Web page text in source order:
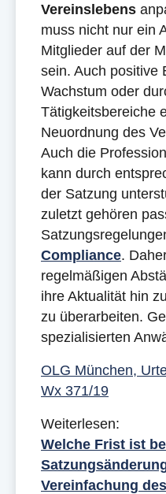
Vereinslebens
muss nicht nur ein
Mitglieder auf der
sein. Auch positive
Wachstum oder
Tätigkeitsbereiche
Neuordnung des
Auch die
kann durch
der Satzung
zuletzt gehören
Compliance.
regelmäßigen
ihre Aktualität hin
zu überarbeiten.
spezialisierten
OLG München,
Wx 371/19
Weiterlesen:
Welche Frist ist
Vereinfachung